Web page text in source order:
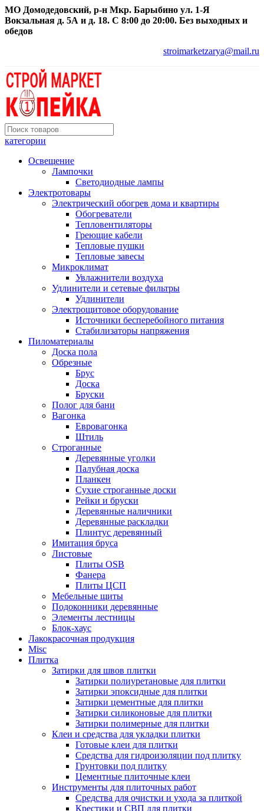
МО Домодедовский, р-н Мкр. Барыбино ул. 1-Я
Вокзальная д. 5А и д. 18. С 8:00 до 20:00. Без выходных и
обедов
stroimarketzarya@mail.ru
категории
Освещение
Лампочки
Светодиодные лампы
Электротовары
Электрический обогрев дома и квартиры
Обогреватели
Тепловентиляторы
Греющие кабели
Тепловые пушки
Тепловые завесы
Микроклимат
Увлажнители воздуха
Удлинители и сетевые фильтры
Удлинители
Электрощитовое оборудование
Источники бесперебойного питания
Стабилизаторы напряжения
Пиломатериалы
Доска пола
Обрезные
Брус
Доска
Бруски
Полог для бани
Вагонка
Евровагонка
Штиль
Строганные
Деревянные уголки
Палубная доска
Планкен
Сухие строганные доски
Рейки и бруски
Деревянные наличники
Деревянные раскладки
Плинтус деревянный
Имитация бруса
Листовые
Плиты OSB
Фанера
Плиты ЦСП
Мебельные щиты
Подоконники деревянные
Элементы лестницы
Блок-хаус
Лакокрасочная продукция
Misc
Плитка
Затирки для швов плитки
Затирки полиуретановые для плитки
Затирки эпоксидные для плитки
Затирки цементные для плитки
Затирки силиконовые для плитки
Затирки полимерные для плитки
Клеи и средства для укладки плитки
Готовые клеи для плитки
Средства для гидроизоляции под плитку
Грунтовки под плитку
Цементные плиточные клеи
Инструменты для плиточных работ
Средства для очистки и ухода за плиткой
Крестики и СВП для плитки